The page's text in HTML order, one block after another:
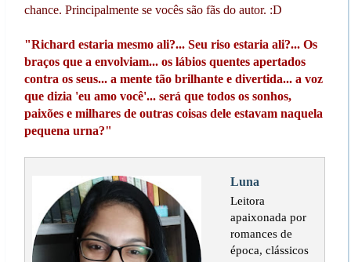
chance. Principalmente se vocês são fãs do autor. :D
"Richard estaria mesmo ali?... Seu riso estaria ali?... Os
braços que a envolviam... os lábios quentes apertados
contra os seus... a mente tão brilhante e divertida... a voz
que dizia 'eu amo você'... será que todos os sonhos,
paixões e milhares de outras coisas dele estavam naquela
pequena urna?"
Luna
Leitora
apaixonada por
romances de
época, clássicos